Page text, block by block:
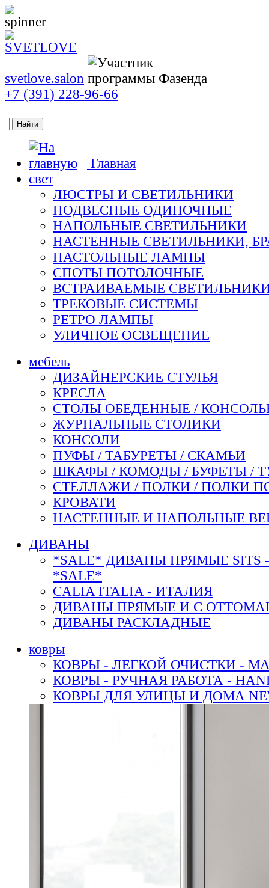
svetlove.salon
+7 (391) 228-96-66
Главная
свет
ЛЮСТРЫ И СВЕТИЛЬНИКИ
ПОДВЕСНЫЕ ОДИНОЧНЫЕ
НАПОЛЬНЫЕ СВЕТИЛЬНИКИ
НАСТЕННЫЕ СВЕТИЛЬНИКИ,
НАСТОЛЬНЫЕ ЛАМПЫ
СПОТЫ ПОТОЛОЧНЫЕ
ВСТРАИВАЕМЫЕ
ТРЕКОВЫЕ СИСТЕМЫ
РЕТРО ЛАМПЫ
УЛИЧНОЕ ОСВЕЩЕНИЕ
мебель
ДИЗАЙНЕРСКИЕ СТУЛЬЯ
КРЕСЛА
СТОЛЫ ОБЕДЕННЫЕ /
ЖУРНАЛЬНЫЕ СТОЛИКИ
КОНСОЛИ
ПУФЫ / ТАБУРЕТЫ / СКАМЬИ
ШКАФЫ / КОМОДЫ / БУФЕТЫ /
СТЕЛЛАЖИ / ПОЛКИ / ПОЛКИ
КРОВАТИ
НАСТЕННЫЕ И НАПОЛЬНЫЕ
ДИВАНЫ
*SALE* ДИВАНЫ ПРЯМЫЕ
*SALE*
CALIA ITALIA - ИТАЛИЯ
ДИВАНЫ ПРЯМЫЕ И С
ДИВАНЫ РАСКЛАДНЫЕ
ковры
КОВРЫ - ЛЕГКОЙ ОЧИСТКИ -
КОВРЫ - РУЧНАЯ РАБОТА -
КОВРЫ ДЛЯ УЛИЦЫ И ДОМА